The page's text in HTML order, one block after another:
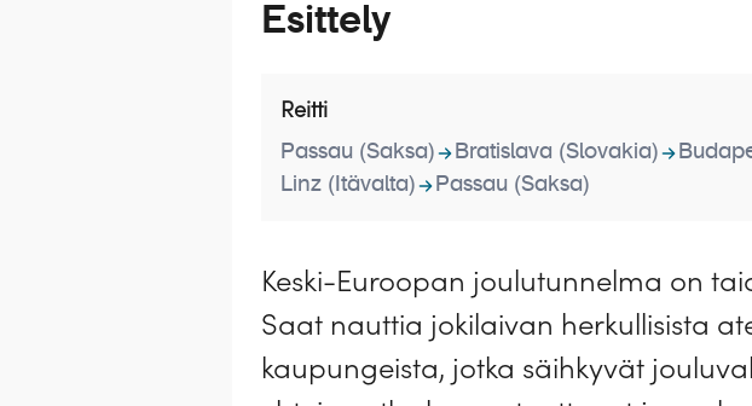
Esittely
Reitti
Passau (Saksa) Bratislava (Slovakia)
Linz (Itävalta)
Passau (Saksa)
Keski-Euroopan joulutunnelma on
Saat nauttia jokilaivan herkullisista
kaupungeista, jotka säihkyvät